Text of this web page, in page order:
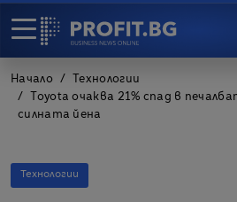
Начало
Технологии
Toyota очаква 21% спад в
силната йена
Технологии